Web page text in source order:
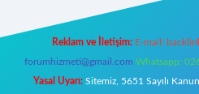
Reklam ve İletişim: E-mail:
forumhizmeti@gmail.com Whatsapp:
Yasal Uyarı: Sitemiz, 5651 Sayılı